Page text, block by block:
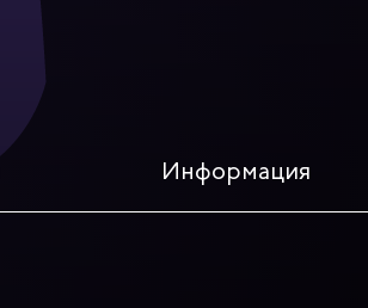
Информация